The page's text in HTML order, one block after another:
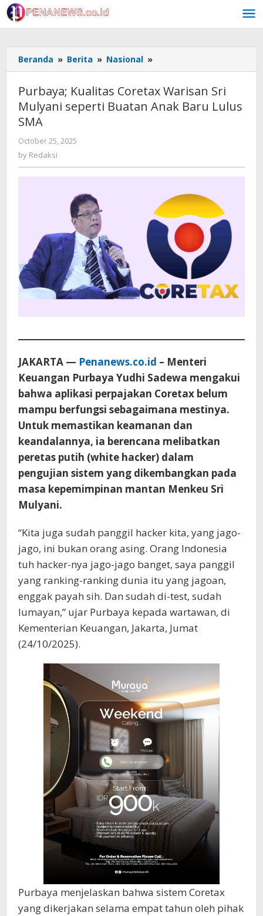
Skip
to
content
Beranda » Berita » Nasional »
Kualitas
Warisan
Sri
Baru
SMA
Purbaya; Kualitas Coretax Warisan Sri
Mulyani seperti Buatan Anak Baru Lulus
SMA
October 25, 2025
by Redaksi
JAKARTA — Penanews.co.id – Menteri
Keuangan Purbaya Yudhi Sadewa mengakui
bahwa aplikasi perpajakan Coretax belum
mampu berfungsi sebagaimana mestinya.
Untuk memastikan keamanan dan
keandalannya, ia berencana melibatkan
peretas putih (white hacker) dalam
pengujian sistem yang dikembangkan pada
masa kepemimpinan mantan Menkeu Sri
Mulyani.
“Kita juga sudah panggil hacker kita, yang jago-
jago, ini bukan orang asing. Orang Indonesia
tuh hacker-nya jago-jago banget, saya panggil
yang ranking-ranking dunia itu yang jagoan,
enggak payah sih. Dan sudah di-test, sudah
lumayan,” ujar Purbaya kepada wartawan, di
Kementerian Keuangan, Jakarta, Jumat
(24/10/2025).
Purbaya menjelaskan bahwa sistem Coretax
yang dikerjakan selama empat tahun oleh pihak